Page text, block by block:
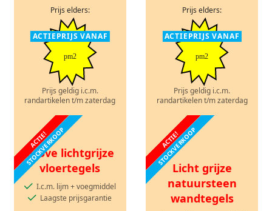
Prijs elders:
ACTIEPRIJS VANAF
pm2
Prijs geldig i.c.m.
randartikelen t/m zaterdag
Prijs elders:
ACTIEPRIJS VANAF
pm2
Prijs geldig i.c.m.
randartikelen t/m zaterdag
ACTIE!
STOCKVERKOOP
Grove lichtgrijze
vloertegels
I.c.m. lijm + voegmiddel
Laagste prijsgarantie
ACTIE!
STOCKVERKOOP
Licht grijze
natuursteen
wandtegels